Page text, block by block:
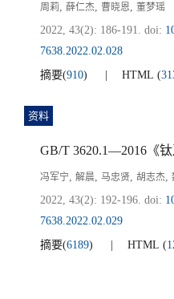
周莉, 薛仁杰, 曹晓恩, 董梦瑶
2022, 43(2): 186-191. doi:
7638.2022.02.028
摘要(910) HTML (
资料
冯军宁, 解晨, 马忠贤, 胡志杰,
2022, 43(2): 192-196. doi:
7638.2022.02.029
摘要(6189) HTML (